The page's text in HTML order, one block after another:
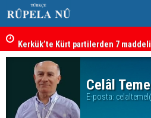
Kerkük’te Kürt partilerden 7
Celâl
E-posta: